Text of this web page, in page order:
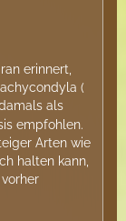
erinnert,
(
als
empfohlen.
Arten wie
halten kann,